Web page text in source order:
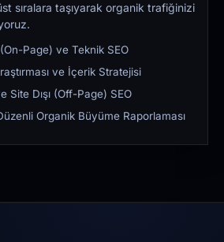
sıralara taşıyarak organik trafiğinizi
Page) ve Teknik SEO
ve İçerik Stratejisi
Site Dışı (Off-Page) SEO
Organik Büyüme Raporlaması